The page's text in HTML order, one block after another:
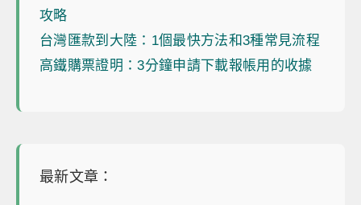
攻略
台灣匯款到大陸：1個最快方法和3種常見流程
高鐵購票證明：3分鐘申請下載報帳用的收據
最新文章：